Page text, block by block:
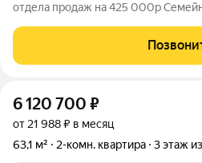
отдела продаж на 425 000р Семейная ипотека 6% Риэлторов
просмотра квартиры Просторная
рядом с
6 120 700 ₽
от 21 988 ₽ в месяц
63,1 м²
2-комн. квартира 3 этаж